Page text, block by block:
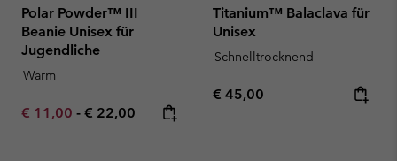
Polar Powder™ III
Beanie Unisex für
Jugendliche
Warm
Minimum sale price:
€ 11,00 - Maximum price:
€ 22,00
Titanium™ Balaclava für
Unisex
Schnelltrocknend
Regular price:
€ 45,00